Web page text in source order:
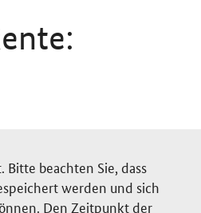
beachten Sie, dass
werden und sich
Den Zeitpunkt der